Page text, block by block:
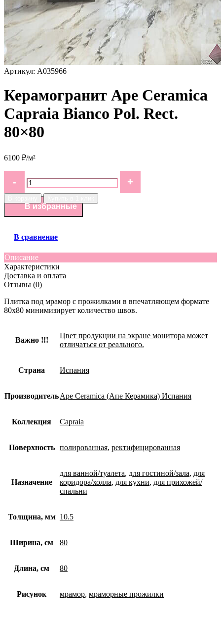
Артикул: A035966
Керамогранит Ape Ceramica
Capraia Bianco Pol. Rect.
80×80
6100 ₽/м²
В избранные
В сравнение
Описание
Характеристики
Доставка и оплата
Отзывы (0)
Плитка под мрамор с прожилками в впечатляющем формате
80х80 минимизирует количество швов.
Важно !!!
Цвет продукции на экране монитора может
отличаться от реального.
Страна Испания
ПроизводительApe Ceramica (Апе Керамика) Испания
Коллекция Capraia
Поверхность полированная, ректифицированная
Назначение
для ванной/туалета, для гостиной/зала, для
коридора/холла, для кухни, для прихожей/
спальни
Толщина, мм 10.5
Ширина, см 80
Длина, см 80
Рисунок мрамор, мраморные прожилки